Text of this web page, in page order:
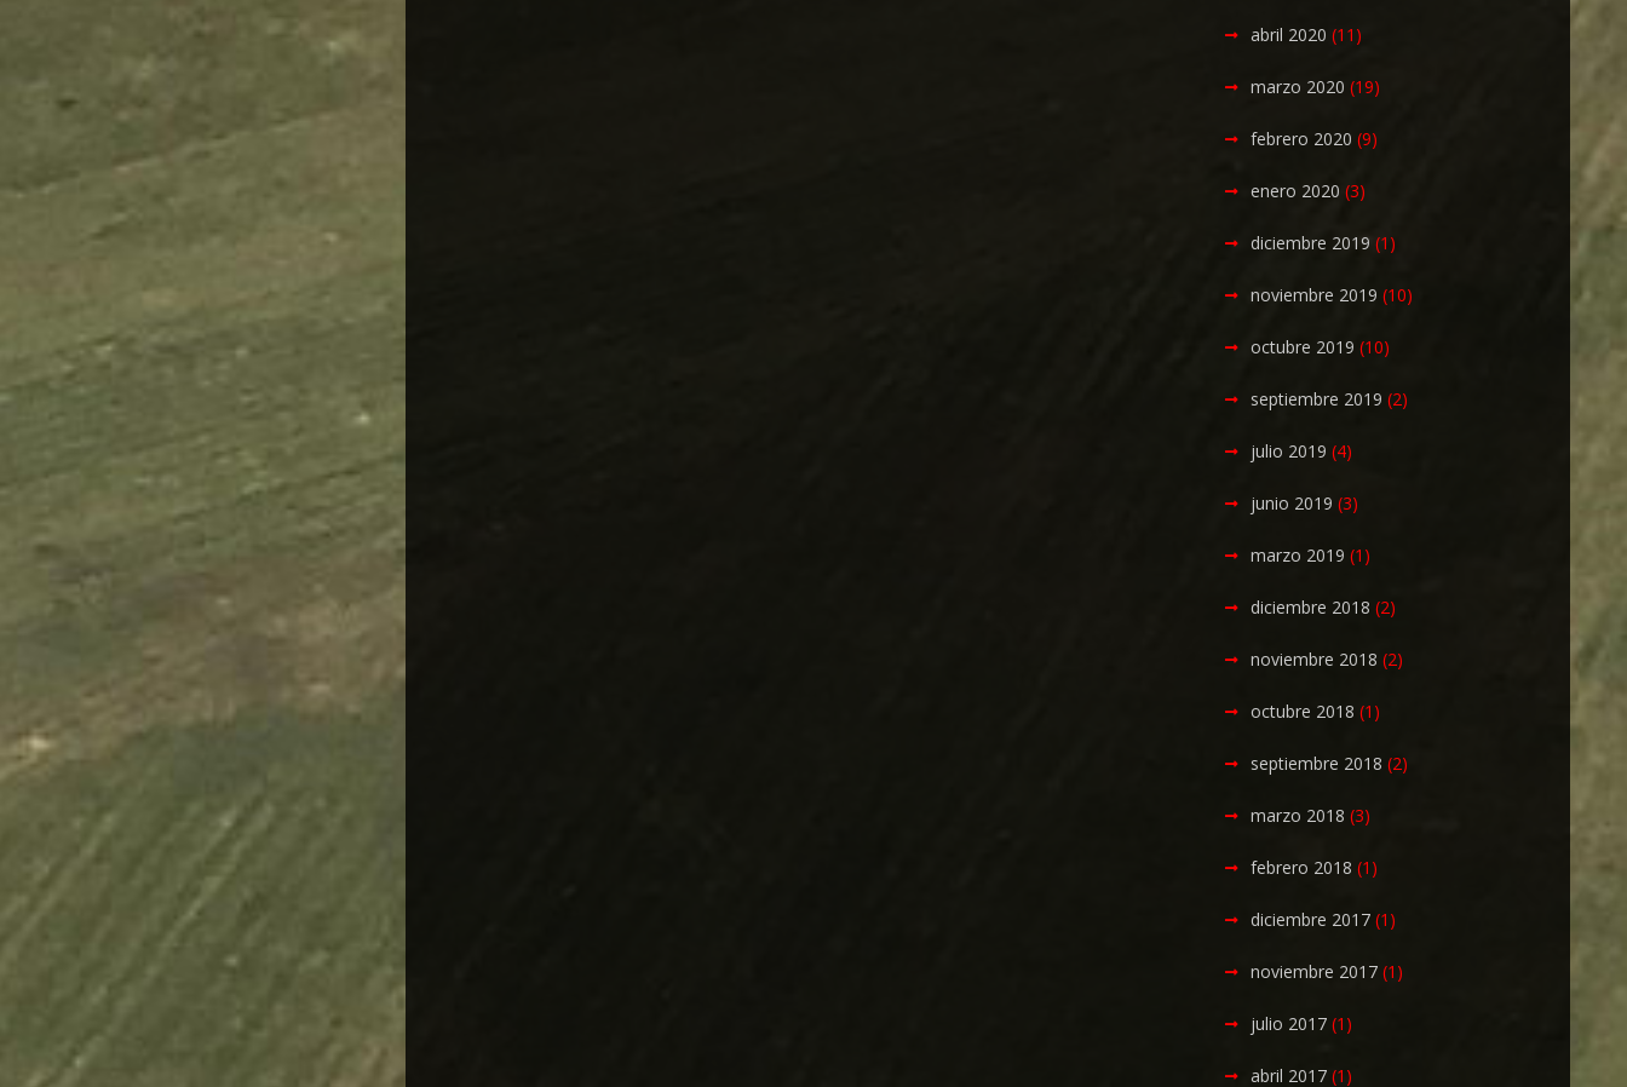
abril 2020 (11)
marzo 2020 (19)
febrero 2020 (9)
enero 2020 (3)
diciembre 2019 (1)
noviembre 2019 (10)
octubre 2019 (10)
septiembre 2019 (2)
julio 2019 (4)
junio 2019 (3)
marzo 2019 (1)
diciembre 2018 (2)
noviembre 2018 (2)
octubre 2018 (1)
septiembre 2018 (2)
marzo 2018 (3)
febrero 2018 (1)
diciembre 2017 (1)
noviembre 2017 (1)
julio 2017 (1)
abril 2017 (1)